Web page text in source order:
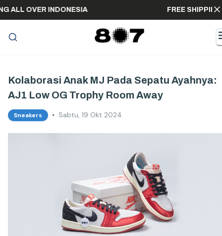
ALL OVER INDONESIA FREE
Kolaborasi Anak MJ Pada Sepatu Ayahnya:
AJ1 Low OG Trophy Room Away
Sneakers • Sabtu, 19 Okt 2024